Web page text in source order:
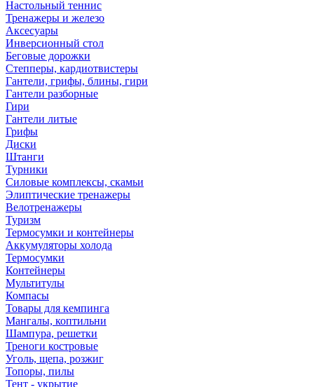
Настольный теннис
Тренажеры и железо
Аксесуары
Инверсионный стол
Беговые дорожки
Степперы, кардиотвистеры
Гантели, грифы, блины, гири
Гантели разборные
Гири
Гантели литые
Грифы
Диски
Штанги
Турники
Силовые комплексы, скамьи
Элиптические тренажеры
Велотренажеры
Туризм
Термосумки и контейнеры
Аккумуляторы холода
Термосумки
Контейнеры
Мультитулы
Компасы
Товары для кемпинга
Мангалы, коптильни
Шампура, решетки
Треноги костровые
Уголь, щепа, розжиг
Топоры, пилы
Тент - укрытие